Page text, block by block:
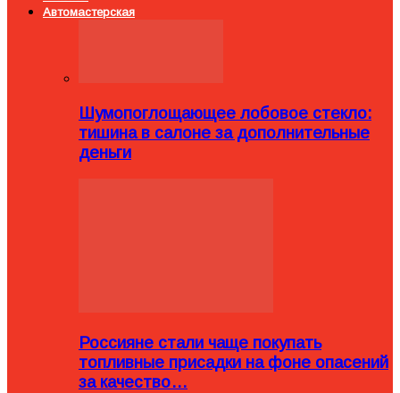
Автомастерская
Шумопоглощающее лобовое стекло:
тишина в салоне за дополнительные
деньги
Россияне стали чаще покупать
топливные присадки на фоне опасений
за качество…